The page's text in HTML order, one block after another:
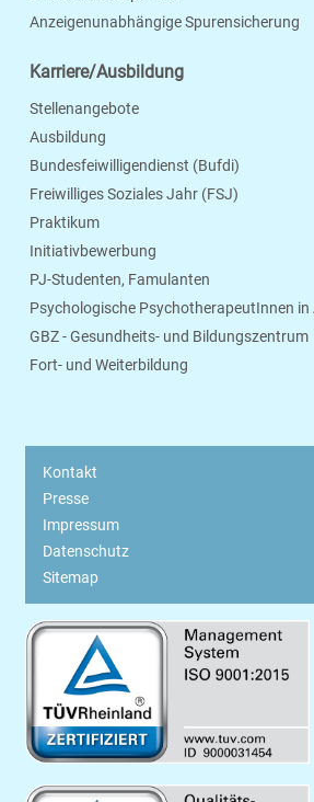
Anzeigenunabhängige Spurensicherung
Karriere/Ausbildung
Stellenangebote
Ausbildung
Bundesfeiwilligendienst (Bufdi)
Freiwilliges Soziales Jahr (FSJ)
Praktikum
Initiativbewerbung
PJ-Studenten, Famulanten
Psychologische PsychotherapeutInnen in
GBZ - Gesundheits- und Bildungszentrum
Fort- und Weiterbildung
Kontakt
Presse
Impressum
Datenschutz
Sitemap